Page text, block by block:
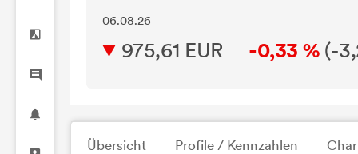
06.08.26
975,61 EUR -0,33 % (-
Übersicht Profile / Kennzahlen